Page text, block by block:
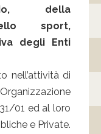
della
sport,
degli Enti
nell’attività di
01 ed al loro
e Private.